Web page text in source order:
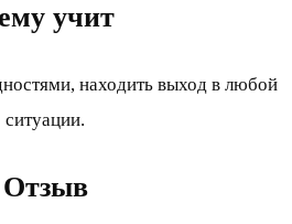
учит
находить выход в любой
ситуации.
Отзыв